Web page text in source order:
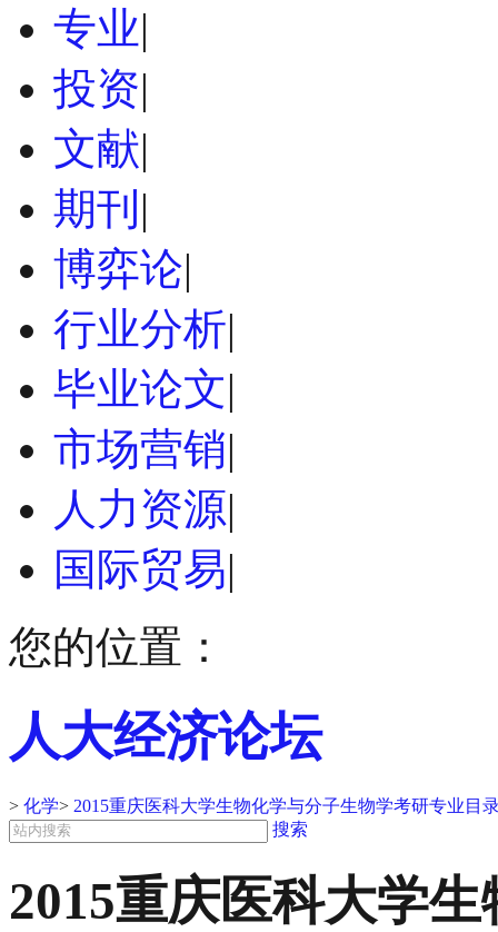
专业|
投资|
文献|
期刊 |
博弈论|
行业分析|
毕业论文|
市场营销|
人力资源|
国际贸易|
您的位置：
人大经济论坛
> 化学> 2015重庆医科大学生物化学与分子生物学考研专业目
搜索
2015重庆医科大学